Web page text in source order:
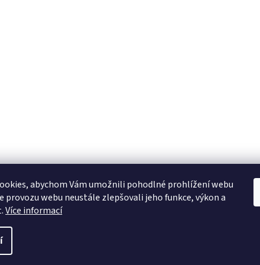
abychom Vám umožnili pohodlné prohlížení webu
provozu webu neustále zlepšovali jeho funkce, výkon a
Více informací